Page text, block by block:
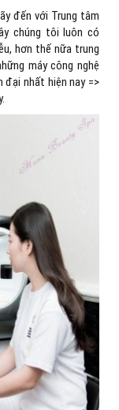
đến với Trung tâm
chúng tôi luôn có
hơn thế nữa trung
máy công nghệ
đại nhất hiện nay =>